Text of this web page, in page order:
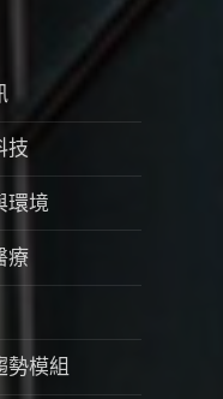
技
環境
療
勢模組